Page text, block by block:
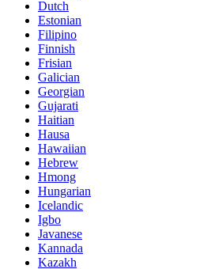
Dutch
Estonian
Filipino
Finnish
Frisian
Galician
Georgian
Gujarati
Haitian
Hausa
Hawaiian
Hebrew
Hmong
Hungarian
Icelandic
Igbo
Javanese
Kannada
Kazakh